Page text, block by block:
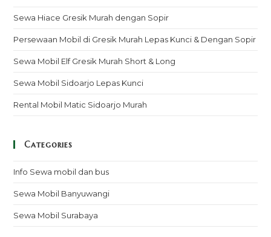
Sewa Hiace Gresik Murah dengan Sopir
Persewaan Mobil di Gresik Murah Lepas Kunci & Dengan Sopir
Sewa Mobil Elf Gresik Murah Short & Long
Sewa Mobil Sidoarjo Lepas Kunci
Rental Mobil Matic Sidoarjo Murah
Categories
Info Sewa mobil dan bus
Sewa Mobil Banyuwangi
Sewa Mobil Surabaya